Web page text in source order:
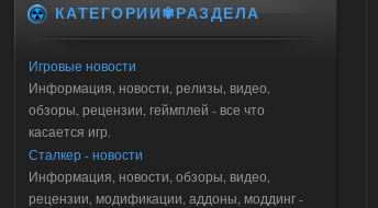
КАТЕГОРИИ✾РАЗДЕЛА
Игровые новости
Информация, новости, релизы, видео,
обзоры, рецензии, геймплей - все что
касается игр.
Сталкер - новости
Информация, новости, обзоры, видео,
рецензии, модификации, аддоны, моддинг -